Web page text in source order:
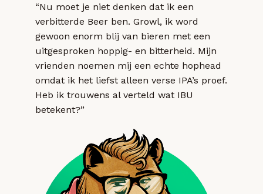
“Nu moet je niet denken dat ik een
verbitterde Beer ben. Growl, ik word
gewoon enorm blij van bieren met een
uitgesproken hoppig- en bitterheid. Mijn
vrienden noemen mij een echte hophead
omdat ik het liefst alleen verse IPA’s proef.
Heb ik trouwens al verteld wat IBU
betekent?”